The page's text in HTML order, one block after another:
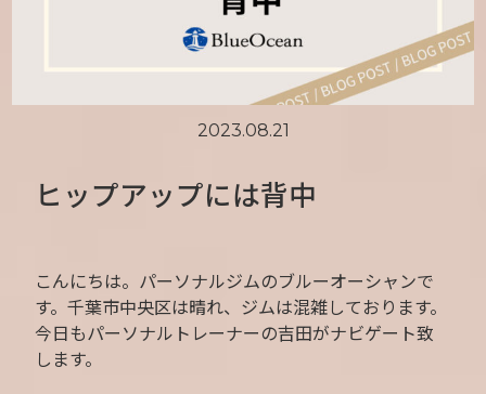
2023.08.21
ヒップアップには背中
こんにちは。パーソナルジムのブルーオーシャンで
す。千葉市中央区は晴れ、ジムは混雑しております。
今日もパーソナルトレーナーの吉田がナビゲート致
します。